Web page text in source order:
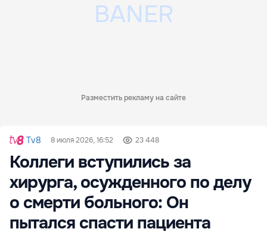
Разместить рекламу на сайте
Tv8 8 июля 2026, 16:52 23 448
Коллеги вступились за
хирурга, осужденного по делу
о смерти больного: Он
пытался спасти пациента